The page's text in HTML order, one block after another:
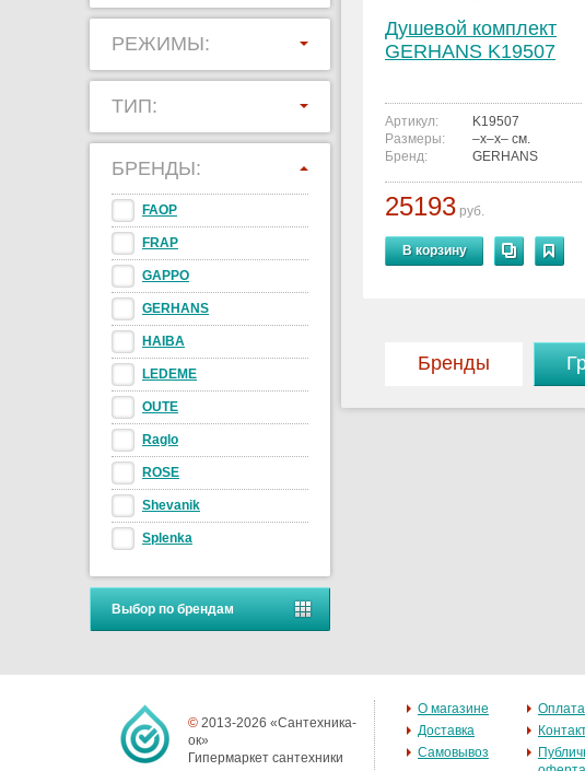
РЕЖИМЫ:
ТИП:
БРЕНДЫ:
FAOP
FRAP
GAPPO
GERHANS
HAIBA
LEDEME
OUTE
Raglo
ROSE
Shevanik
Splenka
Выбор по брендам
Душевой комплект
GERHANS K19507
Артикул:
K19507
Размеры:
–x–x– см.
Бренд:
GERHANS
25193 руб.
В корзину
Бренды
© 2013-2026 «Сантехника-
ок»
Гипермаркет сантехники
О магазине
Доставка
Самовывоз
Оплата